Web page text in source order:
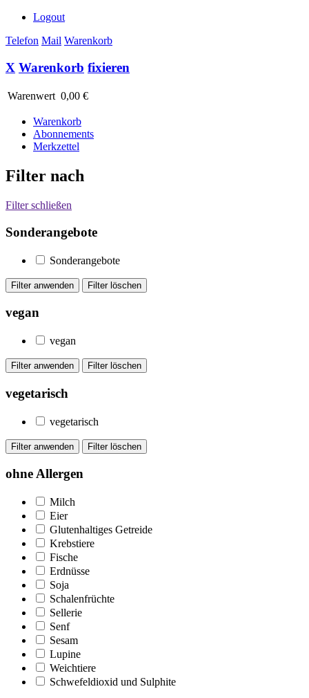
Logout
Telefon Mail Warenkorb
X Warenkorb fixieren
Warenwert 0,00 €
Warenkorb
Abonnements
Merkzettel
Filter nach
Filter schließen
Sonderangebote
Sonderangebote
vegan
vegan
vegetarisch
vegetarisch
ohne Allergen
Milch
Eier
Glutenhaltiges Getreide
Krebstiere
Fische
Erdnüsse
Soja
Schalenfrüchte
Sellerie
Senf
Sesam
Lupine
Weichtiere
Schwefeldioxid und Sulphite